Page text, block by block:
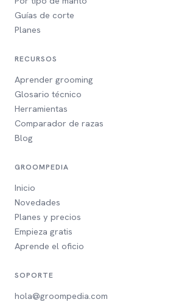
Guías de corte
Planes
RECURSOS
Aprender grooming
Glosario técnico
Herramientas
Comparador de razas
Blog
GROOMPEDIA
Inicio
Novedades
Planes y precios
Empieza gratis
Aprende el oficio
SOPORTE
hola@groompedia.com